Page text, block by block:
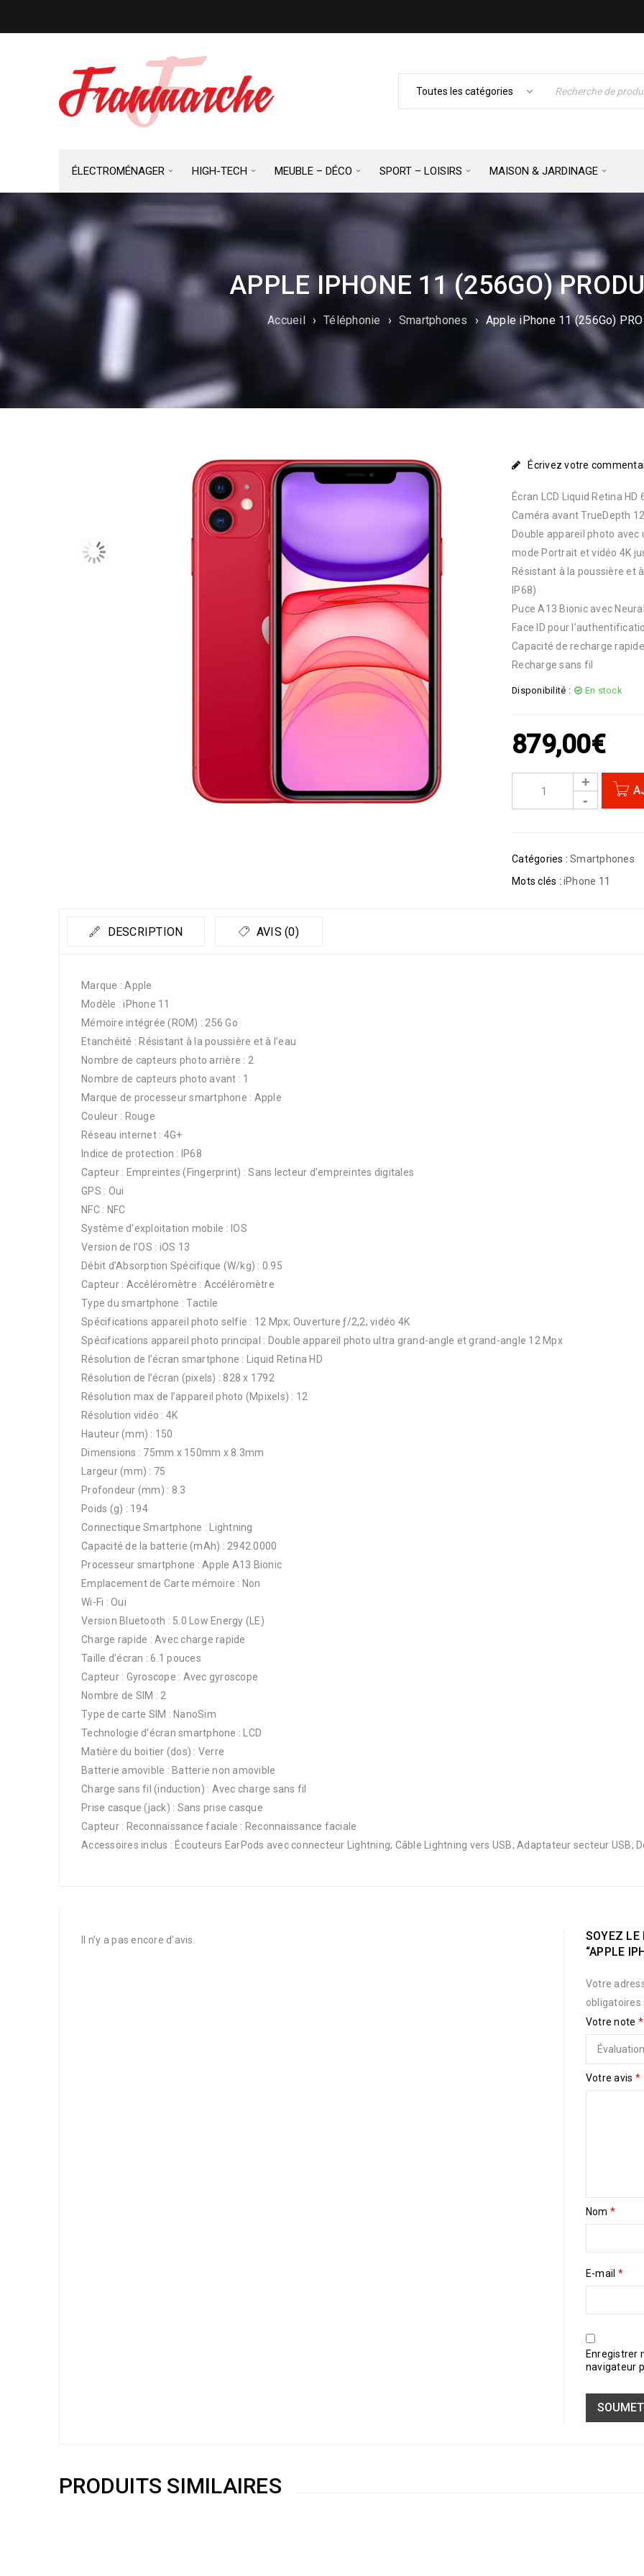
ÉLECTROMÉNAGER HIGH-TECH MEUBLE – DÉCO SPORT – LOISIRS MAISON & JARDINAGE
APPLE IPHONE 11 (256GO)
Accueil › Téléphonie › Smartphones › Apple iPhone 11 (256Go)
Écrivez votre
Écran LCD Liquid Retina HD
Caméra avant TrueDepth
Double appareil photo
mode Portrait et vidéo 4K
Résistant à la poussière et
IP68)
Puce A13 Bionic avec
Face ID pour
Capacité de recharge rapide
Recharge sans fil
Disponibilité : En stock
879,00€
Catégories : Smartphones
Mots clés : iPhone 11
DESCRIPTION AVIS (0)
Marque : Apple
Modèle : iPhone 11
Mémoire intégrée (ROM) : 256 Go
Etanchéité : Résistant à la poussière et à l’eau
Nombre de capteurs photo arrière : 2
Nombre de capteurs photo avant : 1
Marque de processeur smartphone : Apple
Couleur : Rouge
Réseau internet : 4G+
Indice de protection : IP68
Capteur : Empreintes (Fingerprint) : Sans lecteur d’empreintes digitales
GPS : Oui
NFC : NFC
Système d’exploitation mobile : IOS
Version de l’OS : iOS 13
Débit d’Absorption Spécifique (W/kg) : 0.95
Capteur : Accéléromètre : Accéléromètre
Type du smartphone : Tactile
Spécifications appareil photo selfie : 12 Mpx; Ouverture ƒ/2,2; vidéo 4K
Spécifications appareil photo principal : Double appareil photo ultra grand-angle et grand-angle 12 Mpx
Résolution de l’écran smartphone : Liquid Retina HD
Résolution de l’écran (pixels) : 828 x 1792
Résolution max de l’appareil photo (Mpixels) : 12
Résolution vidéo : 4K
Hauteur (mm) : 150
Dimensions : 75mm x 150mm x 8.3mm
Largeur (mm) : 75
Profondeur (mm) : 8.3
Poids (g) : 194
Connectique Smartphone : Lightning
Capacité de la batterie (mAh) : 2942.0000
Processeur smartphone : Apple A13 Bionic
Emplacement de Carte mémoire : Non
Wi-Fi : Oui
Version Bluetooth : 5.0 Low Energy (LE)
Charge rapide : Avec charge rapide
Taille d’écran : 6.1 pouces
Capteur : Gyroscope : Avec gyroscope
Nombre de SIM : 2
Type de carte SIM : NanoSim
Technologie d’écran smartphone : LCD
Matière du boitier (dos) : Verre
Batterie amovible : Batterie non amovible
Charge sans fil (induction) : Avec charge sans fil
Prise casque (jack) : Sans prise casque
Capteur : Reconnaissance faciale : Reconnaissance faciale
Accessoires inclus : Écouteurs EarPods avec connecteur Lightning; Câble Lightning vers USB; Adaptateur secteur USB;
Il n’y a pas encore d’avis.
SOYEZ LE
“APPLE
Votre
obligatoires
Votre note *
Votre avis *
Nom *
E-mail *
Enregistrer
navigateur
PRODUITS SIMILAIRES